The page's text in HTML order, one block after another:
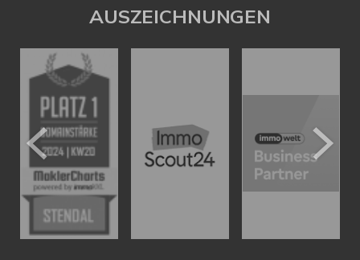
AUSZEICHNUNGEN